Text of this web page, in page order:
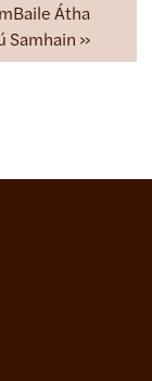
Átha
Samhain